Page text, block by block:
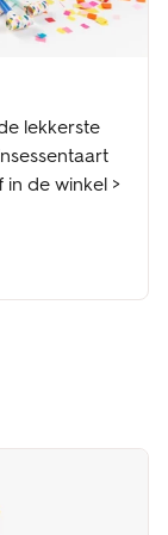
lekkerste
de winkel >